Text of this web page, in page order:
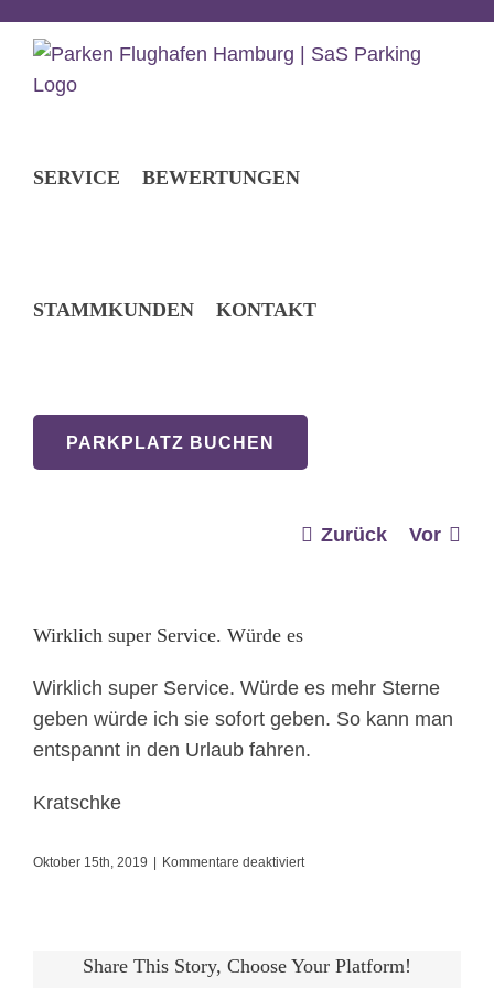
Inhalt
springen
SERVICE BEWERTUNGEN
STAMMKUNDEN KONTAKT
PARKPLATZ BUCHEN
Zurück Vor
Wirklich super Service. Würde es
Wirklich super Service. Würde es mehr Sterne
geben würde ich sie sofort geben. So kann man
entspannt in den Urlaub fahren.
Kratschke
Oktober 15th, 2019 Kommentare deaktiviertfür
Share This Story, Choose Your Platform!